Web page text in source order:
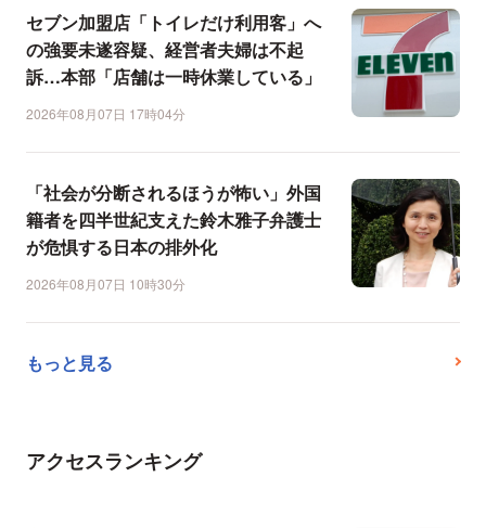
セブン加盟店「トイレだけ利用客」へ
の強要未遂容疑、経営者夫婦は不起
訴…本部「店舗は一時休業している」
2026年08月07日 17時04分
「社会が分断されるほうが怖い」外国
籍者を四半世紀支えた鈴木雅子弁護士
が危惧する日本の排外化
2026年08月07日 10時30分
もっと見る
アクセスランキング